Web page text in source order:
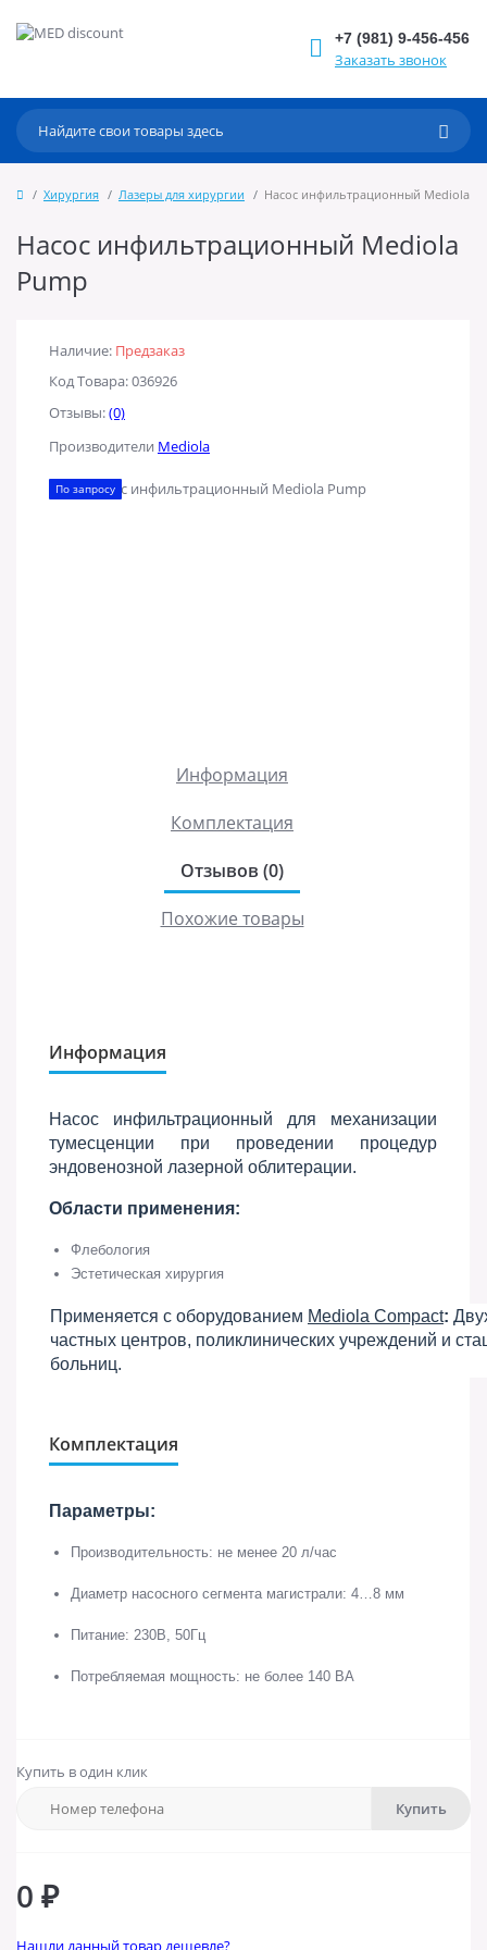
+7 (981) 9-456-456
Заказать звонок
Хирургия Лазеры для хирургии Насос инфильтрационный Mediola
Насос инфильтрационный Mediola
Pump
Наличие: Предзаказ
Код Товара: 036926
Отзывы:(0)
Производители Mediola
По запросу
Информация
Комплектация
Отзывов (0)
Похожие товары
Информация
Насос инфильтрационный для механизации
тумесценции при проведении процедур
эндовенозной лазерной облитерации.
Области применения:
Флебология
Эстетическая хирургия
Применяется с оборудованием Mediola Compact:
частных центров, поликлинических учреждений и
больниц.
Комплектация
Параметры:
Производительность: не менее 20 л/час
Диаметр насосного сегмента магистрали: 4…8 мм
Питание: 230В, 50Гц
Потребляемая мощность: не более 140 BA
Купить в один клик
Купить
0 ₽
Нашли данный товар дешевле?